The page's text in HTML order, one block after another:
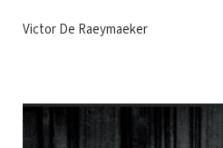
Victor De Raeymaeker